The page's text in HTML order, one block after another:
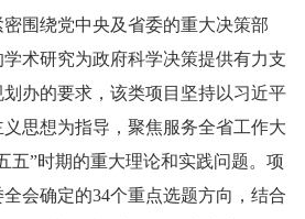
围绕党中央及省委的重大决策部
术研究为政府科学决策提供有力支
办的要求，该类项目坚持以习近平
思想为指导，聚焦服务全省工作大
五”时期的重大理论和实践问题。项
会确定的34个重点选题方向，结合